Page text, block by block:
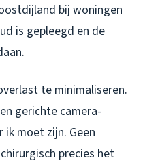
bij woningen
is gepleegd en de
te minimaliseren.
gerichte camera-
moet zijn. Geen
precies het